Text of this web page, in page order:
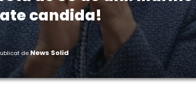
candida!
deNews Solid